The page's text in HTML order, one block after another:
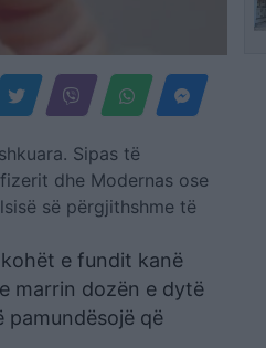
Sipas të
dhe Modernas ose
së përgjithshme të
e fundit kanë
marrin dozën e dytë
pamundësojë që